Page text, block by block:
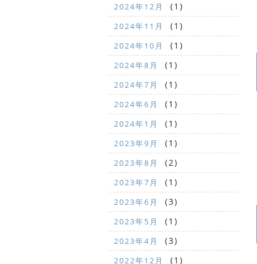
2024年12月 (1)
2024年11月 (1)
2024年10月 (1)
2024年8月 (1)
2024年7月 (1)
2024年6月 (1)
2024年1月 (1)
2023年9月 (1)
2023年8月 (2)
2023年7月 (1)
2023年6月 (3)
2023年5月 (1)
2023年4月 (3)
2022年12月 (1)